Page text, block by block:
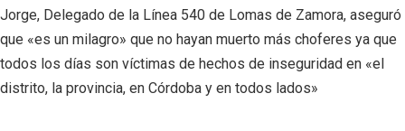
Jorge, Delegado de la Línea 540 de Lomas de Zamora, aseguró
que «es un milagro» que no hayan muerto más choferes ya que
todos los días son víctimas de hechos de inseguridad en «el
distrito, la provincia, en Córdoba y en todos lados»